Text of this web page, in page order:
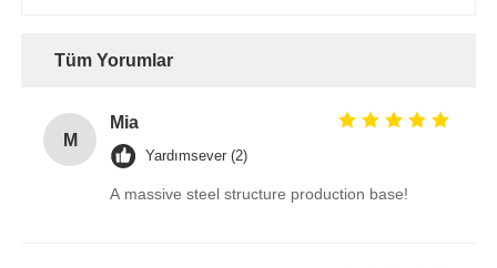
Tüm Yorumlar
M
Mia
Yardımsever (2)
A massive steel structure production base!